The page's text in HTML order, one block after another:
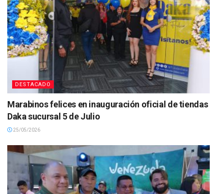
DESTACADO
Marabinos felices en inauguración oficial de tiendas
Daka sucursal 5 de Julio
25/05/2026